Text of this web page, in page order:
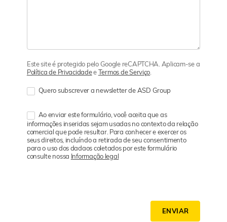
Este site é protegido pelo Google reCAPTCHA. Aplicam-se a
Política de PrivacidadeeTermos de Serviço
Quero subscrever a newsletter de ASD Group
Ao enviar este formulário, você aceita que as
informações inseridas sejam usadas no contexto da relação
comercial que pode resultar. Para conhecer e exercer os
seus direitos, incluíndo a retirada de seu consentimento
para o uso dos dadaos coletados por este formulário
consulte nossa Informação legal
ENVIAR